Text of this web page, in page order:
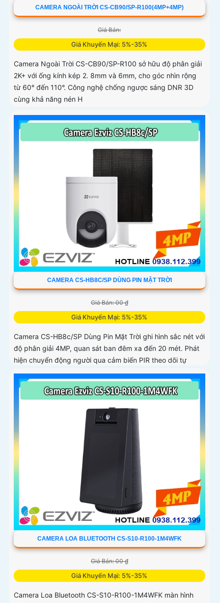
CAMERA NGOÀI TRỜI CS-CB90/SP-R100(4MP+4MP)
Giá Bán:
Giá Khuyến Mại: 5%-35%
Camera Ngoài Trời CS-CB90/SP-R100 sở hữu độ phân giải
2K+ với ống kính kép 2. 8mm và 6mm, cho góc nhìn rộng
từ 60° đến 110°. Công nghệ chống ngược sáng DNR 3D
cùng khả năng nén H
CAMERA CS-HB8C/SP DÙNG PIN MẶT TRỜI
Giá Bán: 00 ₫
Giá Khuyến Mại: 5%-35%
Camera CS-HB8c/SP Dùng Pin Mặt Trời ghi hình sắc nét với
độ phân giải 4MP, quan sát ban đêm xa đến 20 mét. Phát
hiện chuyển động người qua cảm biến PIR theo dõi tự
động
CAMERA LOA BLUETOOTH CS-S10-R100-1M4WFK
Giá Bán: 00 ₫
Giá Khuyến Mại: 5%-35%
Camera Loa Bluetooth CS-S10-R100-1M4WFK màn hình